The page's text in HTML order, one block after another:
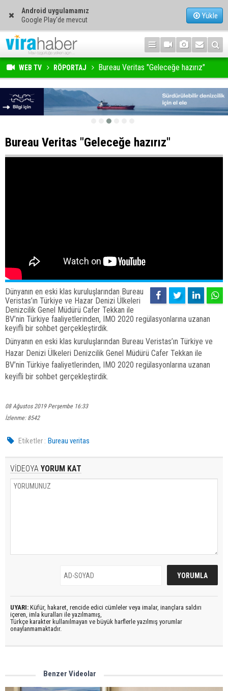
Android uygulamamız
Google Play'de mevcut
Yükle
WEB TV RÖPORTAJ Bureau Veritas "Geleceğe hazırız"
Bureau Veritas "Geleceğe hazırız"
Dünyanın en eski klas kuruluşlarından Bureau
Veristas’ın Türkiye ve Hazar Denizi Ülkeleri
Denizcilik Genel Müdürü Cafer Tekkan ile
BV’nin Türkiye faaliyetlerinden, IMO 2020 regülasyonlarına uzanan
keyifli bir sohbet gerçekleştirdik.
Dünyanın en eski klas kuruluşlarından Bureau Veristas’ın Türkiye ve
Hazar Denizi Ülkeleri Denizcilik Genel Müdürü Cafer Tekkan ile
BV’nin Türkiye faaliyetlerinden, IMO 2020 regülasyonlarına uzanan
keyifli bir sohbet gerçekleştirdik.
08 Ağustos 2019 Perşembe 16:33
İzlenme: 8542
Etiketler : Bureau veritas
VİDEOYA YORUM KAT
UYARI: Küfür, hakaret, rencide edici cümleler veya imalar, inançlara saldırı
içeren, imla kuralları ile yazılmamış,
Türkçe karakter kullanılmayan ve büyük harflerle yazılmış yorumlar
onaylanmamaktadır.
Benzer Videolar